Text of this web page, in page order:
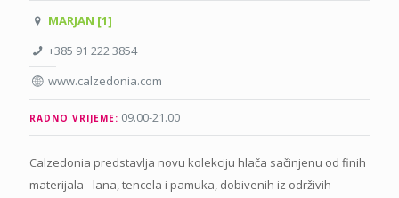
MARJAN [1]
+385 91 222 3854
www.calzedonia.com
RADNO VRIJEME: 09.00-21.00
Calzedonia predstavlja novu kolekciju hlača sačinjenu od finih
materijala - lana, tencela i pamuka, dobivenih iz održivih